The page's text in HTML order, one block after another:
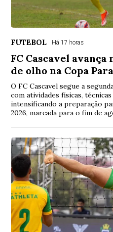
FUTEBOL Há 17 horas
FC Cascavel
de olho na Copa
O FC Cascavel segue a
com atividades físicas,
intensificando a preparação
2026, marcada para o fim de